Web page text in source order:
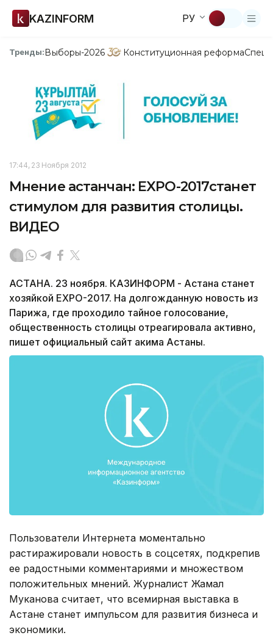
KAZINFORM РУ
Тренды:Выборы-2026 Конституционная реформа
17:44, 23 Ноября 2012
Мнение астанчан: EXPO-2017станет
стимулом для развития столицы.
ВИДЕО
АСТАНА. 23 ноября. КАЗИНФОРМ - Астана станет
хозяйкой EXPO-2017. На долгожданную новость из
Парижа, где проходило тайное голосование,
общественность столицы отреагировала активно,
пишет официальный сайт акима Астаны.
Пользователи Интернета моментально
растиражировали новость в соцсетях, подкрепив
ее радостными комментариями и множеством
положительных мнений. Журналист Жамал
Муканова считает, что всемирная выставка в
Астане станет импульсом для развития бизнеса и
экономики.